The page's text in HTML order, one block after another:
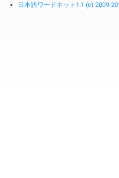
日本語ワードネット1.1 (c) 2009-